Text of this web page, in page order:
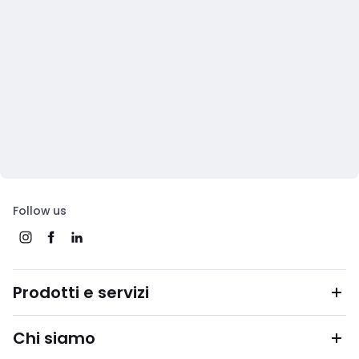
Follow us
Prodotti e servizi
Chi siamo